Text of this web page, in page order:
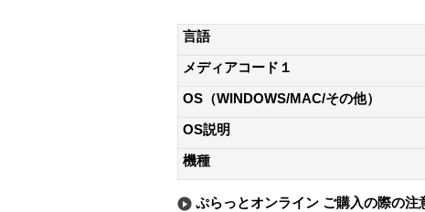
言語
メディアコード１
OS（WINDOWS/MAC/その他）
OS説明
機種
ぷらっとオンライン ご購入の際の注